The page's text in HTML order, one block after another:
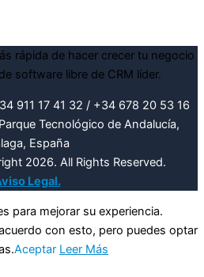
911 17 41 32 / +34 678 20 53 16
Tecnológico de Andalucía,
España
2026. All Rights Reserved.
Legal.
para mejorar su experiencia.
con esto, pero puedes optar
Aceptar Leer Más